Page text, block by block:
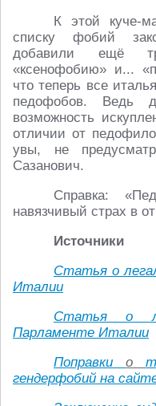
К этой куче-
списку фобий
добавили ещё
«ксенофобию» и...
что теперь все
педофобов. Ведь
возможность
отличии от
увы, не
Сазанович.
Справка:
навязчивый страх в
Источники
Статья о
Италии
Статья о
Парламенте Италии
Поправкио
гендерфобий на